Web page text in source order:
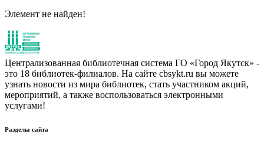
Элемент не найден!
Централизованная библиотечная система ГО «Город Якутск» -
это 18 библиотек-филиалов. На сайте cbsykt.ru вы можете
узнать новости из мира библиотек, стать участником акций,
мероприятий, а также воспользоваться электронными
услугами!
Разделы сайта